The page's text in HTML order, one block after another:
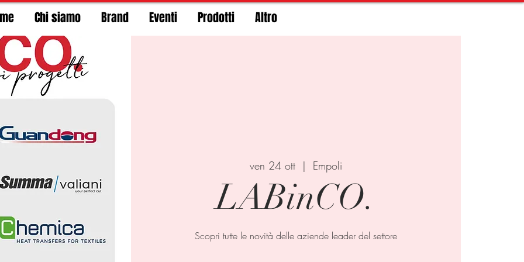
Chi siamo Brand Eventi Prodotti Altro
ven 24 ott
  |
Empoli
LABinCO.
Scopri tutte le novità delle aziende leader del settore